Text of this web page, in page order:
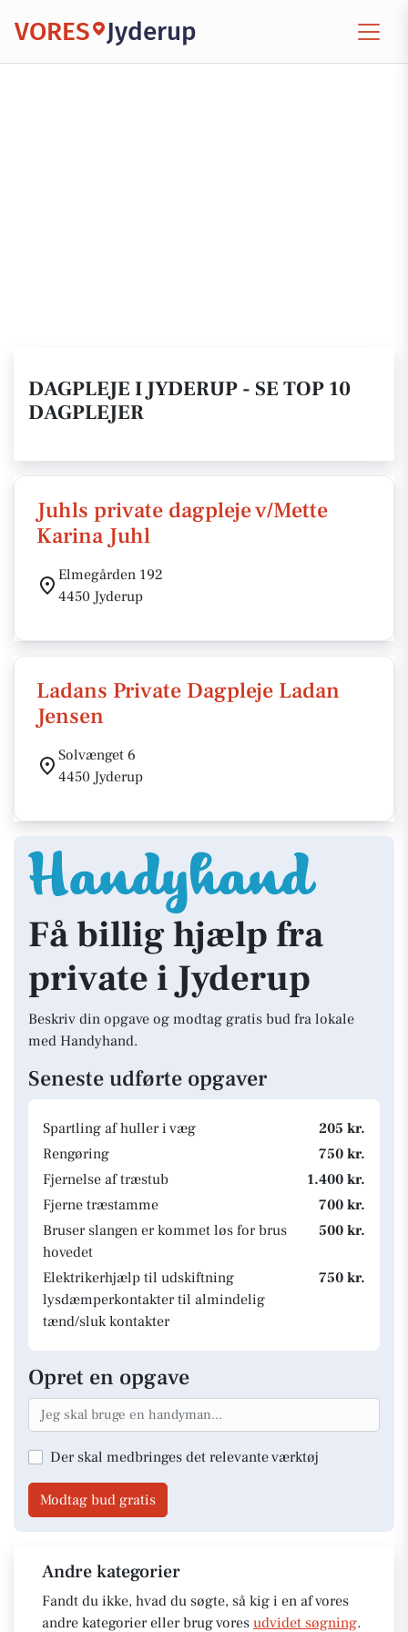
VORES Jyderup
DAGPLEJE I JYDERUP - SE TOP 10
DAGPLEJER
Juhls private dagpleje v/Mette
Karina Juhl
Elmegården 192
4450 Jyderup
Ladans Private Dagpleje Ladan
Jensen
Solvænget 6
4450 Jyderup
Få billig hjælp fra
private i Jyderup
Beskriv din opgave og modtag gratis bud fra lokale
med Handyhand.
Seneste udførte opgaver
Spartling af huller i væg
205 kr.
Rengøring
750 kr.
Fjernelse af træstub
1.400 kr.
Fjerne træstamme
700 kr.
Bruser slangen er kommet løs for brus
hovedet
500 kr.
Elektrikerhjælp til udskiftning
lysdæmperkontakter til almindelig
tænd/sluk kontakter
750 kr.
Opret en opgave
Der skal medbringes det relevante værktøj
Modtag bud gratis
Andre kategorier
Fandt du ikke, hvad du søgte, så kig i en af vores
andre kategorier eller brug vores udvidet søgning.